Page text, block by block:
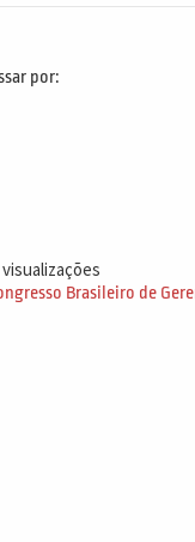
por:
visualizações
Brasileiro de